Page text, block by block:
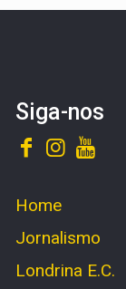
Siga-nos
Home
Jornalismo
Londrina E.C.